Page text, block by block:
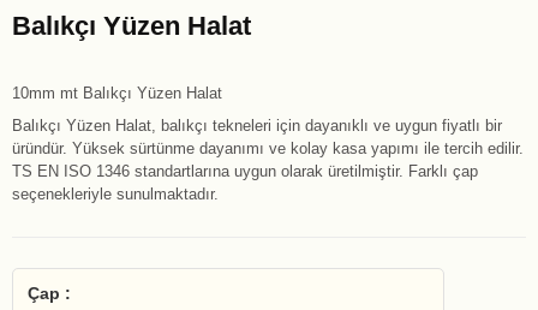
Balıkçı Yüzen Halat
10mm mt Balıkçı Yüzen Halat
Balıkçı Yüzen Halat, balıkçı tekneleri için dayanıklı ve uygun fiyatlı bir
üründür. Yüksek sürtünme dayanımı ve kolay kasa yapımı ile tercih edilir.
TS EN ISO 1346 standartlarına uygun olarak üretilmiştir. Farklı çap
seçenekleriyle sunulmaktadır.
Çap :